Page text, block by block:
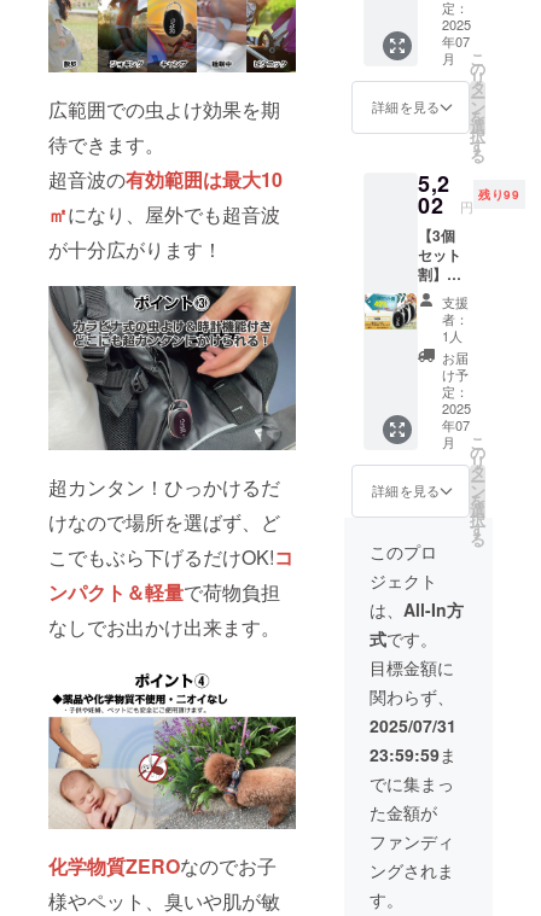
広範囲での虫よけ効果を期
待できます。
超音波の有効範囲は最大10
㎡になり、屋外でも超音波
が十分広がります！
超カンタン！ひっかけるだ
けなので場所を選ばず、ど
こでもぶら下げるだけOK!コ
ンパクト＆軽量で荷物負担
なしでお出かけ出来ます。
化学物質ZEROなのでお子
様やペット、臭いや肌が敏
ご注文
状況、
使用部
材の供
給状
況、製
より出
荷時期
が遅れ
る場合
があり
ます。
※皆様の
ご支援
により
量産効
率が向
上した
場合、
正規販
売価格
予定価
格より
可能性
もござ
いま
す。 ※
品が発
生する
場合が
ありま
す。ご
了承頂
いた上
でご支
援頂け
ます様
お願い
致しま
す。
ズ：
5.5×3.5
×1.4㎝/
重さ約
20g
USB
取扱説
明書ｘ1
保証期
間 6ケ
月 ※消
費税＆
送料込
みの金
額にな
りま
す。 ※
ご注文
状況、
使用部
材の供
給状
況、製
合等に
荷時期
が遅れ
る場合
があり
ます。
※皆様の
ご支援
により
率が向
上した
場合、
正規販
売価格
が販売
予定価
ウォッ
チ2セッ
ト ホワ
イト&ブ
ラック
【一般
販売予
定価格
の
44％OF
F】
【セッ
ト内
容】×2
充電タ
イプカ
ラビナ
式虫よ
ウォッ
チ本体
ｘ1 本
体サイ
ズ：
5.5×3.5
20g
USB
ケーブ
ルｘ1
日本語
取扱説
明書ｘ1
保証期
間 6ケ
月 ※消
費税＆
送料込
みの金
額にな
りま
す。 ※
ご注文
状況、
定：
2025
年07
月
詳細を見る
こ
の
リ
タ
ー
ン
を
選
択
す
る
5,2
02 円
残り99
【3個
セット
割】超
コンパ
クト カ
ラビナ
式虫よ
ウォッ
チ3セッ
ト 色選
べる
【一般
販売予
定価格
10,2000
円の
49％OF
F】
【セッ
ト内
容】×3
充電タ
イプカ
ラビナ
式虫よ
け
ウォッ
チ本体
ｘ1 本
体サイ
ズ：
5.5×3.5
×1.4㎝/
支援
者：
1人
お届
け予
定：
2025
年07
月
詳細を見る
こ
の
リ
タ
ー
ン
を
選
択
す
る
このプロ
ジェクト
は、 All-In方
式です。
目標金額に
関わらず、
2025/07/31
23:59:59ま
でに集まっ
た金額が
ファンディ
ングされま
す。